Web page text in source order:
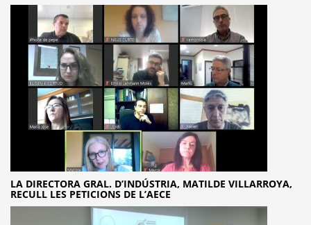
LA DIRECTORA GRAL. D’INDÚSTRIA, MATILDE VILLARROYA,
RECULL LES PETICIONS DE L’AECE